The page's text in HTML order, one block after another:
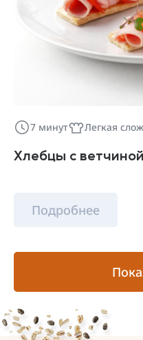
7 минут Легкая
Хлебцы с
Подробнее